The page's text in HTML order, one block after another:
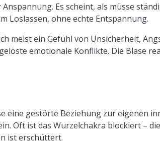
Es scheint, als müsse
Loslassen, ohne echte Entspannung.
meist ein Gefühl von Unsicherheit,
emotionale Konflikte. Die Blase
eine gestörte Beziehung zur eigenen
Oft ist das Wurzelchakra blockiert –
ist erschüttert.